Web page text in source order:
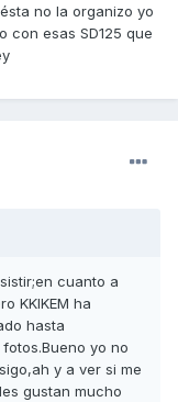
no la organizo yo
con esas SD125 que
cuanto a
KKIKEM ha
hasta
yo no
y a ver si me
gustan mucho